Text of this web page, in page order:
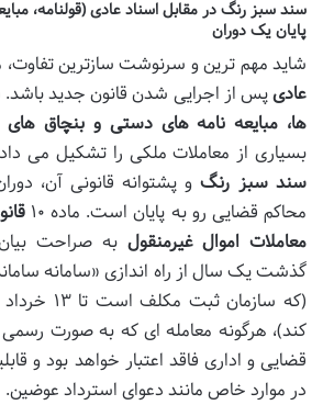
سند سبز رنگ در مقابل اسناد عادی (قولنامه،
پایان یک دوران
شاید مهم ترین و سرنوشت سازترین تفاوت،
عادیپس از اجرایی شدن قانون جدید باشد.
ها، مبایعه نامه های دستی و بنچاق
بسیاری از معاملات ملکی را تشکیل می
سند سبز رنگو پشتوانه قانونی آن،
محاکم قضایی رو به پایان است. ماده ۱۰
معاملات اموال غیرمنقول به صراحت
گذشت یک سال از راه اندازی «سامانه
کند)، هرگونه معامله ای که به صورت
قضایی و اداری فاقد اعتبار خواهد بود و
در موارد خاص مانند دعوای استرداد عوضین.